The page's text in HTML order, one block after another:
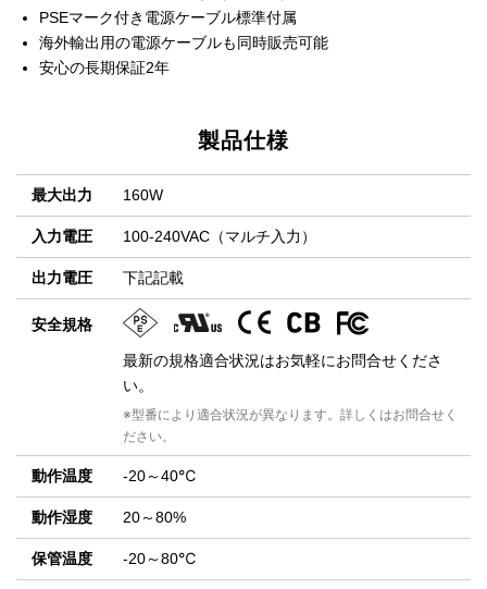
PSEマーク付き電源ケーブル標準付属
海外輸出用の電源ケーブルも同時販売可能
安心の長期保証2年
製品仕様
最大出力 160W
入力電圧 100-240VAC（マルチ入力）
出力電圧 下記記載
安全規格
最新の規格適合状況はお気軽にお問合せくださ
い。
※型番により適合状況が異なります。詳しくはお問合せく
ださい。
動作温度 -20～40℃
動作湿度 20～80%
保管温度 -20～80℃